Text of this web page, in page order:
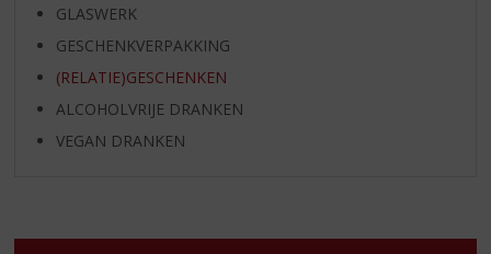
GLASWERK
GESCHENKVERPAKKING
(RELATIE)GESCHENKEN
ALCOHOLVRIJE DRANKEN
VEGAN DRANKEN